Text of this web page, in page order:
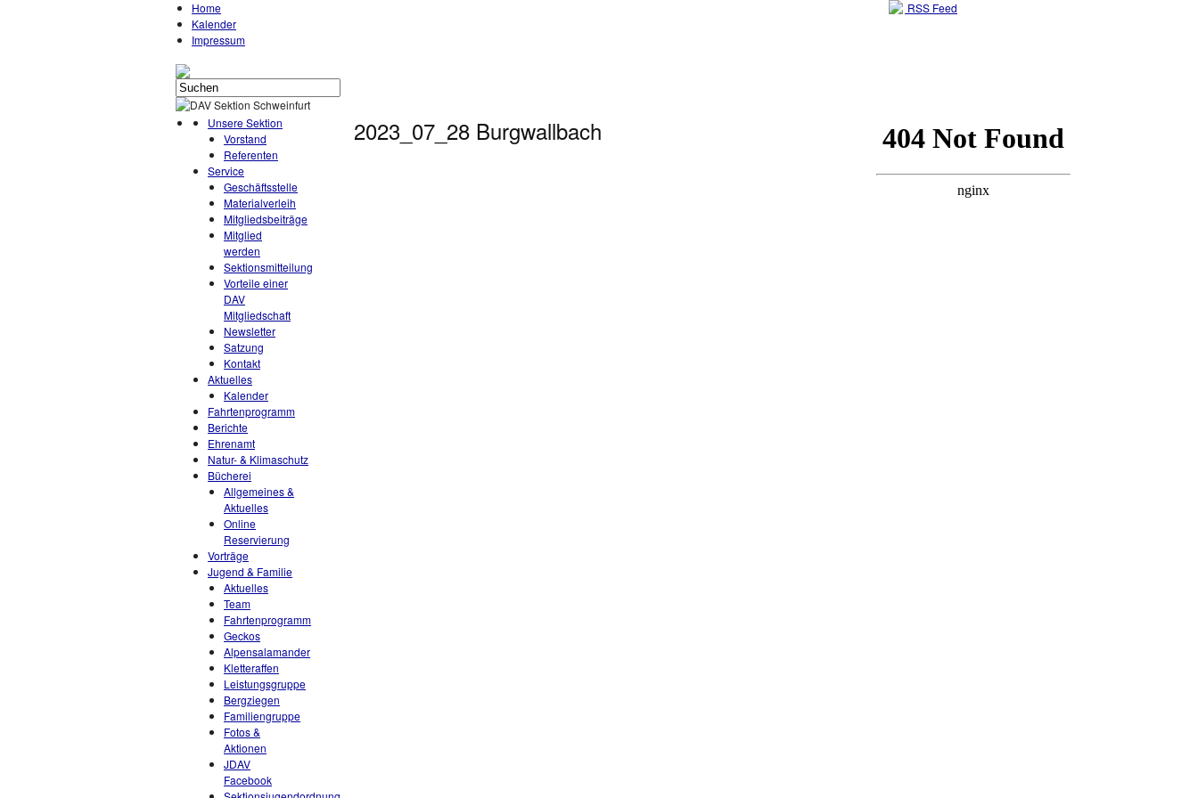
Home
Kalender
Impressum
RSS Feed
Unsere Sektion
Vorstand
Referenten
Service
Geschäftsstelle
Materialverleih
Mitgliedsbeiträge
Mitglied
werden
Sektionsmitteilung
Vorteile einer
DAV
Mitgliedschaft
Newsletter
Satzung
Kontakt
Aktuelles
Kalender
Fahrtenprogramm
Berichte
Ehrenamt
Natur- & Klimaschutz
Bücherei
Allgemeines &
Aktuelles
Online
Reservierung
Vorträge
Jugend & Familie
Aktuelles
Team
Fahrtenprogramm
Geckos
Alpensalamander
Kletteraffen
Leistungsgruppe
Bergziegen
Familiengruppe
Fotos &
Aktionen
JDAV
Facebook
2023_07_28 Burgwallbach